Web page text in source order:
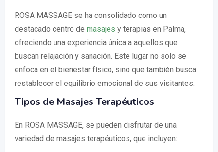
ROSA MASSAGE se ha consolidado como un
destacado centro de masajes y terapias en Palma,
ofreciendo una experiencia única a aquellos que
buscan relajación y sanación. Este lugar no solo se
enfoca en el bienestar físico, sino que también busca
restablecer el equilibrio emocional de sus visitantes.
Tipos de Masajes Terapéuticos
En ROSA MASSAGE, se pueden disfrutar de una
variedad de masajes terapéuticos, que incluyen: